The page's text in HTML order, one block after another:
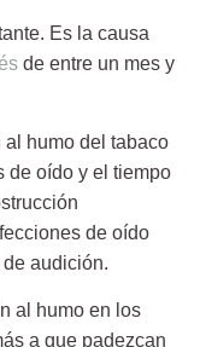
Es la causa
de entre un mes y
al humo del tabaco
de oído y el tiempo
de oído
audición.
al humo en los
a que padezcan